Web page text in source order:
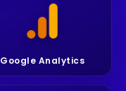
Google Analytics